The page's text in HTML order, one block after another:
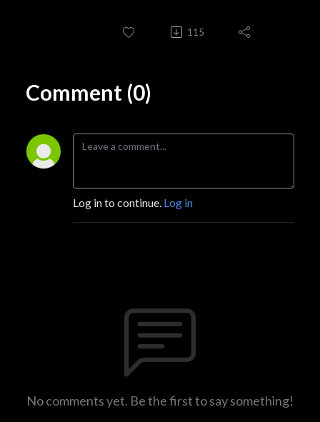
115
Comment (0)
Log in to continue. Log in
No comments yet. Be the first to say something!